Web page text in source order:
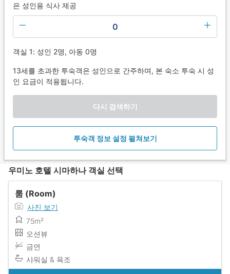
은 성인용 식사 제공
0
객실 1: 성인 2명, 아동 0명
13세를 초과한 투숙객은 성인으로 간주하며, 본 숙소 투숙 시 성
인 요금이 적용됩니다.
다시 검색하기
투숙객 정보 설정 펼쳐보기
우미노 호텔 시마하나 객실 선택
룸 (Room)
사진 보기
75m²
오션뷰
금연
샤워실 & 욕조